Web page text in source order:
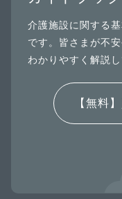
介護施設に関する
です。皆さまが不
わかりやすく解説し
【無料